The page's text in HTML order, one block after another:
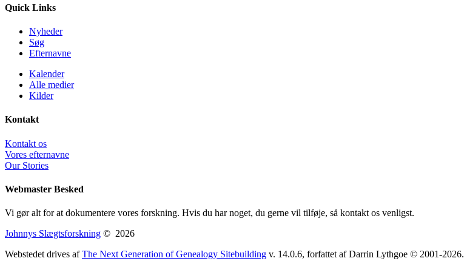
Quick Links
Nyheder
Søg
Efternavne
Kalender
Alle medier
Kilder
Kontakt
Kontakt os
Vores efternavne
Our Stories
Webmaster Besked
Vi gør alt for at dokumentere vores forskning. Hvis du har noget, du gerne vil tilføje, så kontakt os venligst.
Johnnys Slægtsforskning © 2026
Webstedet drives afThe Next Generation of Genealogy Sitebuilding v. 14.0.6, forfattet af Darrin Lythgoe © 2001-2026.